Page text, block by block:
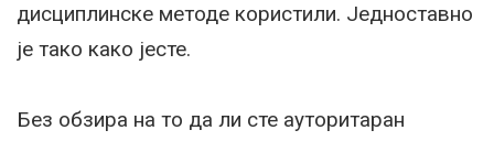
дисциплинске методе користили. Једноставно
је тако како јесте.
Без обзира на то да ли сте ауторитаран